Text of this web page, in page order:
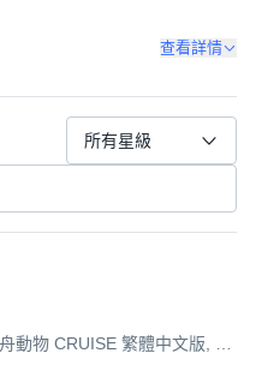
查看詳情
所有星級
動物 CRUISE 繁體中文版, 1